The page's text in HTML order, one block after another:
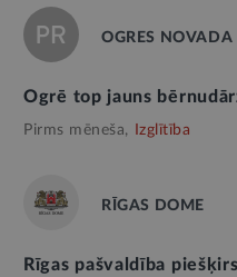
OGRES
Ogrē top jauns
Pirms mēneša, Izglītība
RĪGAS DOME
Rīgas pašvaldība